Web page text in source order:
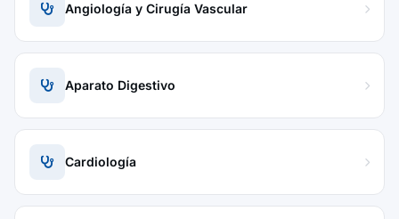
Angiología y Cirugía Vascular
Aparato Digestivo
Cardiología